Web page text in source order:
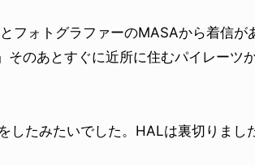
フォトグラファーのMASAから着信が
のあとすぐに近所に住むパイレーツ
したみたいでした。HALは裏切りまし